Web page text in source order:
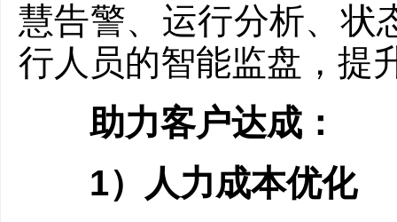
慧告警、运行分析、状
行人员的智能监盘，提
助力客户达成：
1）人力成本优化